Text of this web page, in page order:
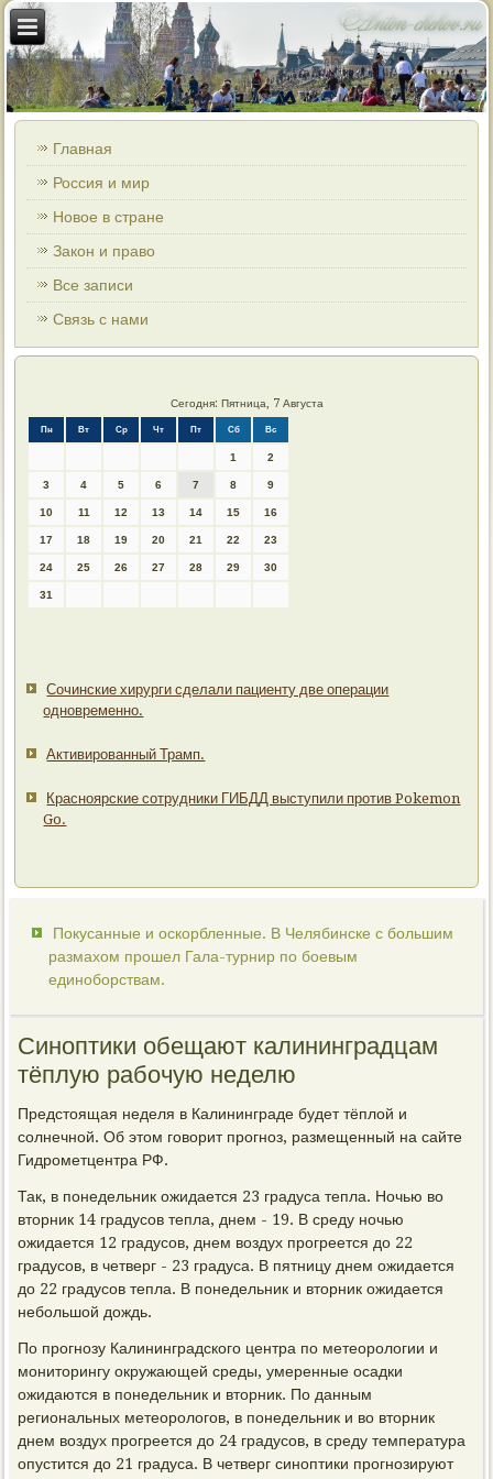
Главная
Россия и мир
Новое в стране
Закон и право
Все записи
Связь с нами
Сегодня: Пятница, 7 Августа
Пн Вт Ср Чт Пт Сб Вс
1 2
3 4 5 6 7 8 9
10 11 12 13 14 15 16
17 18 19 20 21 22 23
24 25 26 27 28 29 30
31
Сочинские хирурги сделали пациенту две операции
одновременно.
Активированный Трамп.
Красноярские сотрудники ГИБДД выступили против Pokemon
Go.
Покусанные и оскорбленные. В Челябинске с большим
размахом прошел Гала-турнир по боевым
единоборствам.
Синоптики обещают калининградцам
тёплую рабочую неделю
Предстоящая неделя в Калининграде будет тёплой и
солнечной. Об этом говорит прогноз, размещенный на сайте
Гидрометцентра РФ.
Так, в понедельник ожидается 23 градуса тепла. Ночью во
вторник 14 градусов тепла, днем - 19. В среду ночью
ожидается 12 градусов, днем воздух прогреется до 22
градусов, в четверг - 23 градуса. В пятницу днем ожидается
до 22 градусов тепла. В понедельник и вторник ожидается
небольшой дождь.
По прогнозу Калининградского центра по метеорологии и
мониторингу окружающей среды, умеренные осадки
ожидаются в понедельник и вторник. По данным
региональных метеорологов, в понедельник и во вторник
днем воздух прогреется до 24 градусов, в среду температура
опустится до 21 градуса. В четверг синоптики прогнозируют